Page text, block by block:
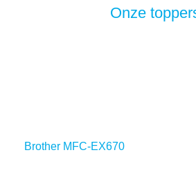
Onze
Brother MFC-EX670